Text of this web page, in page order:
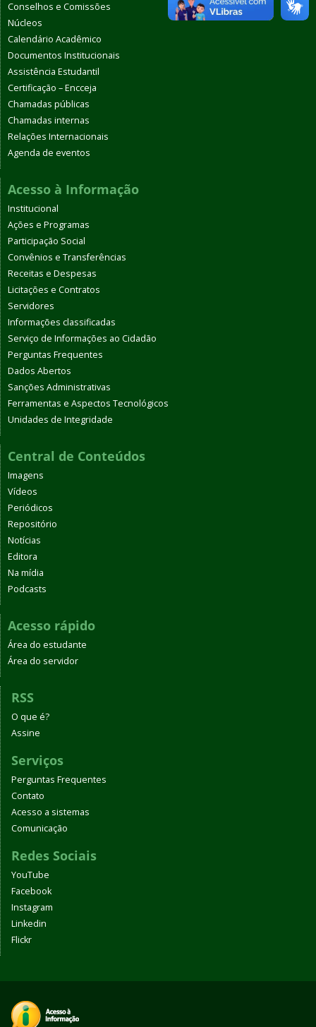
Conselhos e Comissões
Núcleos
Calendário Acadêmico
Documentos Institucionais
Assistência Estudantil
Certificação – Encceja
Chamadas públicas
Chamadas internas
Relações Internacionais
Agenda de eventos
Acesso à Informação
Institucional
Ações e Programas
Participação Social
Convênios e Transferências
Receitas e Despesas
Licitações e Contratos
Servidores
Informações classificadas
Serviço de Informações ao Cidadão
Perguntas Frequentes
Dados Abertos
Sanções Administrativas
Ferramentas e Aspectos Tecnológicos
Unidades de Integridade
Central de Conteúdos
Imagens
Vídeos
Periódicos
Repositório
Notícias
Editora
Na mídia
Podcasts
Acesso rápido
Área do estudante
Área do servidor
RSS
O que é?
Assine
Serviços
Perguntas Frequentes
Contato
Acesso a sistemas
Comunicação
Redes Sociais
YouTube
Facebook
Instagram
Linkedin
Flickr